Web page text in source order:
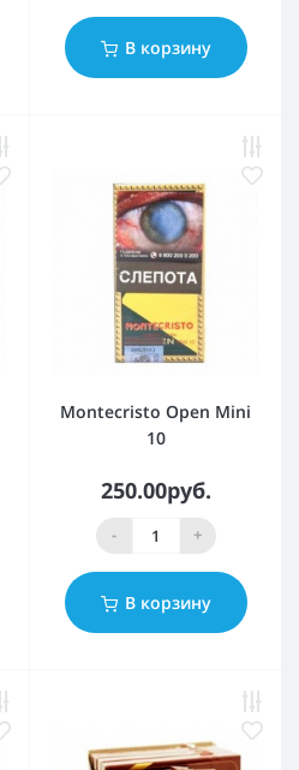
В корзину
Montecristo Open Mini
10
250.00руб.
- +
В корзину